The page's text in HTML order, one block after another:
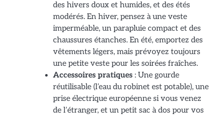
des hivers doux et humides, et des étés
modérés. En hiver, pensez à une veste
imperméable, un parapluie compact et des
chaussures étanches. En été, emportez des
vêtements légers, mais prévoyez toujours
une petite veste pour les soirées fraîches.
Accessoires pratiques : Une gourde
réutilisable (l’eau du robinet est potable), une
prise électrique européenne si vous venez
de l’étranger, et un petit sac à dos pour vos